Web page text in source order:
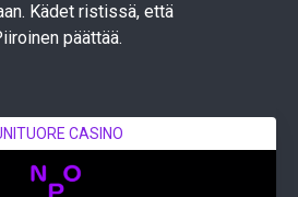
Kädet ristissä, että
päättää.
CASINO